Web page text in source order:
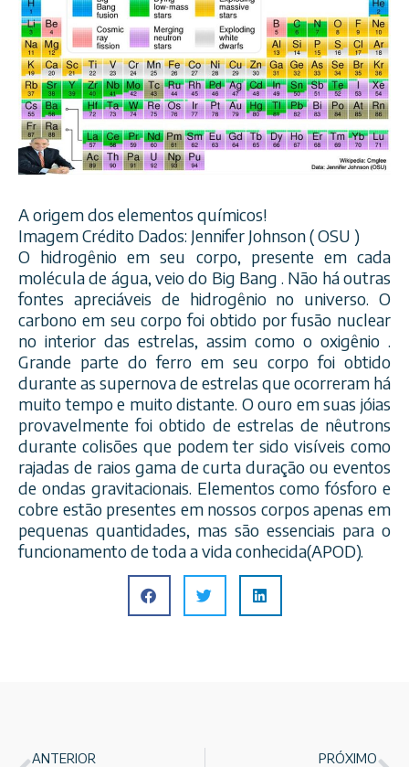
A origem dos elementos químicos!
Imagem Crédito Dados: Jennifer Johnson ( OSU )
O hidrogênio em seu corpo, presente em cada
molécula de água, veio do Big Bang . Não há outras
fontes apreciáveis de hidrogênio no universo. O
carbono em seu corpo foi obtido por fusão nuclear
no interior das estrelas, assim como o oxigênio .
Grande parte do ferro em seu corpo foi obtido
durante as supernova de estrelas que ocorreram há
muito tempo e muito distante. O ouro em suas jóias
provavelmente foi obtido de estrelas de nêutrons
durante colisões que podem ter sido visíveis como
rajadas de raios gama de curta duração ou eventos
de ondas gravitacionais. Elementos como fósforo e
cobre estão presentes em nossos corpos apenas em
pequenas quantidades, mas são essenciais para o
funcionamento de toda a vida conhecida(APOD).
ANTERIOR PRÓXIMO